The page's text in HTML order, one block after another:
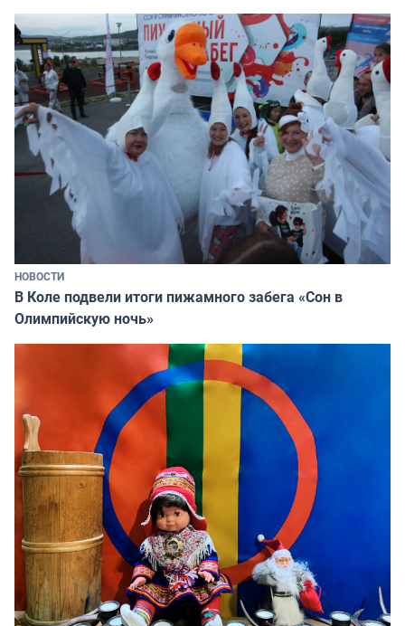
НОВОСТИ
В Коле подвели итоги пижамного забега «Сон в
Олимпийскую ночь»